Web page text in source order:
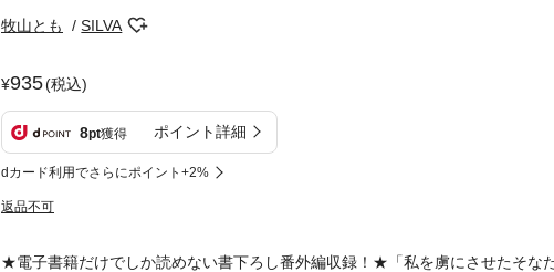
牧山とも SILVA
935(税込)
8pt獲得 ポイント詳細
dカード利用でさらにポイント+2%
返品不可
★電子書籍だけでしか読めない書下ろし番外編収録！★「私を虜にさせたそな